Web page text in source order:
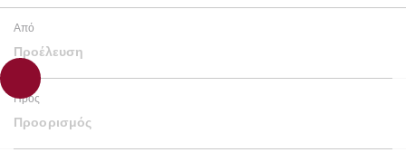
Από
Προέλευση
Προς
Προορισμός